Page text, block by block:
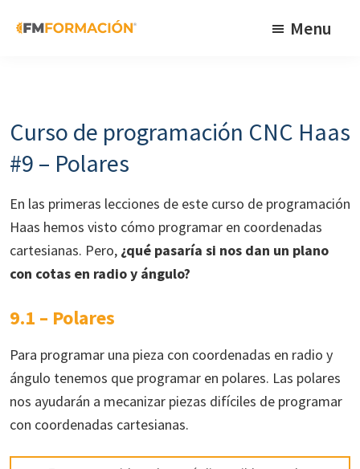
mecánica
Menu
Curso de programación CNC Haas
#9 – Polares
En las primeras lecciones de este curso de programación
Haas hemos visto cómo programar en coordenadas
cartesianas. Pero, ¿qué pasaría si nos dan un plano
con cotas en radio y ángulo?
9.1 – Polares
Para programar una pieza con coordenadas en radio y
ángulo tenemos que programar en polares. Las polares
nos ayudarán a mecanizar piezas difíciles de programar
con coordenadas cartesianas.